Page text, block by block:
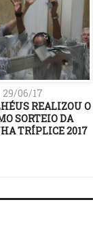
29/06/17
REALIZOU O
SORTEIO DA
TRÍPLICE 2017